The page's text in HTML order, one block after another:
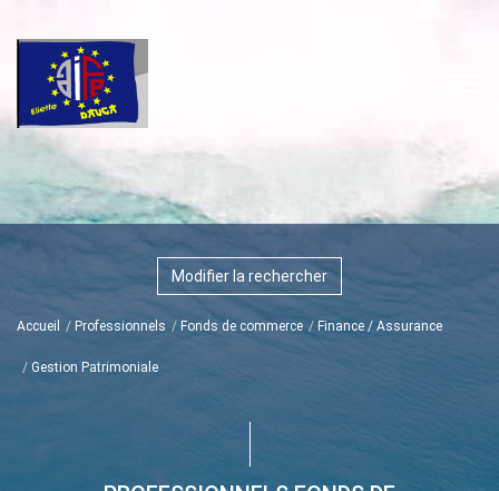
Modifier la rechercher
Accueil Professionnels Fonds de commerce Finance / Assurance
Gestion Patrimoniale